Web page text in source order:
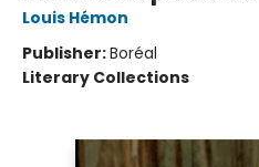
Louis Hémon
Publisher:Boréal
Literary Collections